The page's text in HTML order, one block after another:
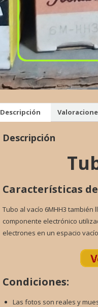
Descripción
Descripción
Características
Tubo al vacío 6MHH3
componente electrónico
electrones en un espacio
Condiciones:
Las fotos son reales y